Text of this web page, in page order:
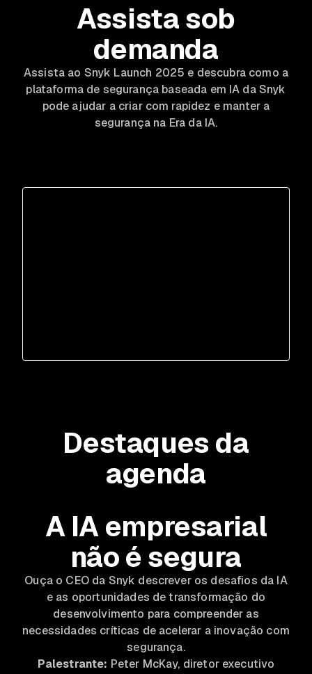
Assista sob
demanda
Assista ao Snyk Launch 2025 e descubra como a
plataforma de segurança baseada em IA da Snyk
pode ajudar a criar com rapidez e manter a
segurança na Era da IA.
Destaques da
agenda
A IA empresarial
não é segura
Ouça o CEO da Snyk descrever os desafios da IA
e as oportunidades de transformação do
desenvolvimento para compreender as
necessidades críticas de acelerar a inovação com
segurança.
Palestrante: Peter McKay, diretor executivo